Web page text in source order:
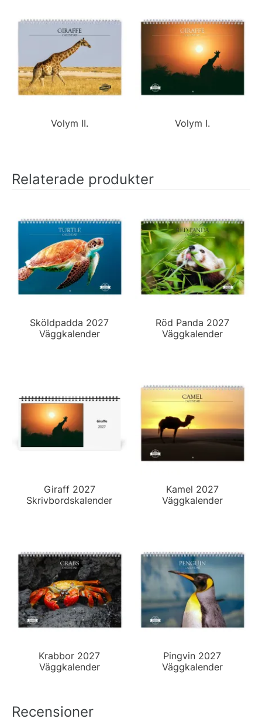
Volym II. Volym I.
Relaterade produkter
Sköldpadda 2027
Väggkalender
Röd Panda 2027
Väggkalender
Giraff 2027
Skrivbordskalender
Kamel 2027
Väggkalender
Krabbor 2027
Väggkalender
Pingvin 2027
Väggkalender
Recensioner